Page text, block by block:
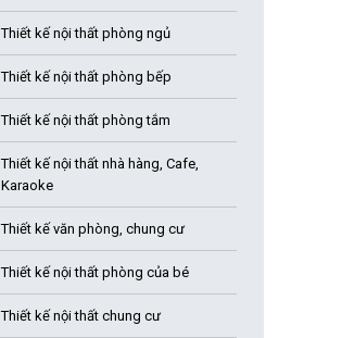
Thiết kế nội thất phòng ngủ
Thiết kế nội thất phòng bếp
Thiết kế nội thất phòng tắm
Thiết kế nội thất nhà hàng, Cafe,
Karaoke
Thiết kế văn phòng, chung cư
Thiết kế nội thất phòng của bé
Thiết kế nội thất chung cư